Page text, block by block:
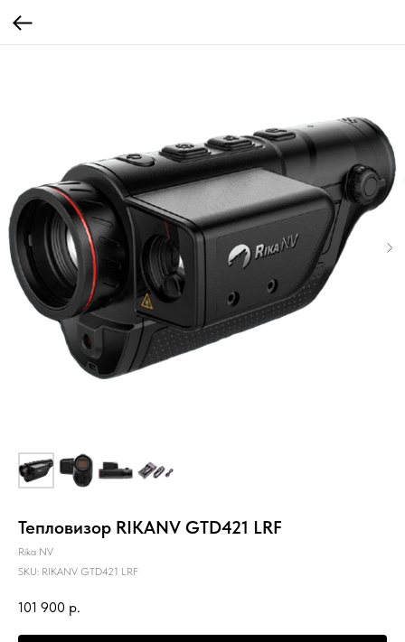
Тепловизор RIKANV GTD421 LRF
Rika NV
SKU: RIKANV GTD421 LRF
101 900 р.